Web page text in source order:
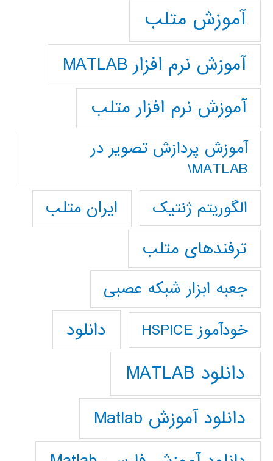
آموزش متلب
آموزش نرم افزار MATLAB
آموزش نرم افزار متلب
آموزش پردازش تصوير در
MATLAB\
الگوریتم ژنتیک
ایران متلب
ترفندهای متلب
جعبه ابزار شبکه عصبی
خودآموز HSPICE دانلود
دانلود MATLAB
دانلود آموزش Matlab